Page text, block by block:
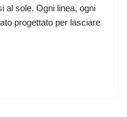
al sole. Ogni linea, ogni
progettato per lasciare